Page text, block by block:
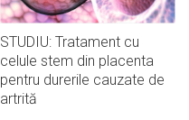
STUDIU: Tratament cu
celule stem din placenta
pentru durerile cauzate de
artrită